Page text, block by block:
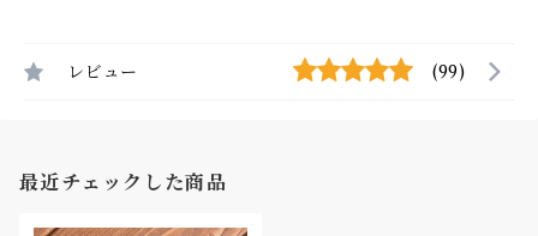
レビュー (99)
最近チェックした商品